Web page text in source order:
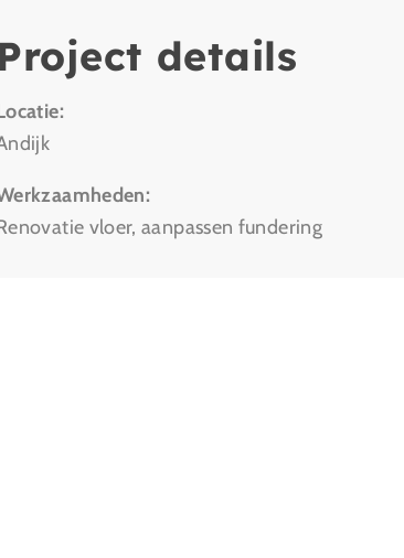
Project details
vloer, aanpassen fundering